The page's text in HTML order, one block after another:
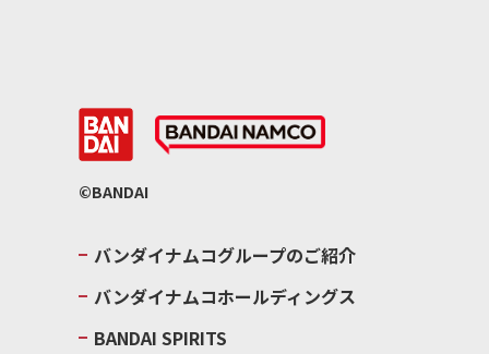
©BANDAI
バンダイナムコグループのご紹介
バンダイナムコホールディングス
BANDAI SPIRITS